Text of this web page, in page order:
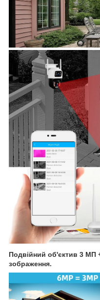
Подвійний об'єктив 3 МП
зображення.